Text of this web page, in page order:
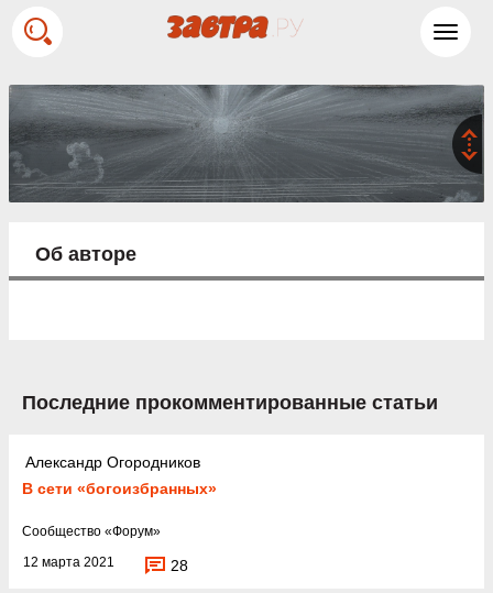
Об авторе
Последние прокомментированные статьи
Александр Огородников
В сети «богоизбранных»
12 марта 2021
Cообщество «Форум»
28